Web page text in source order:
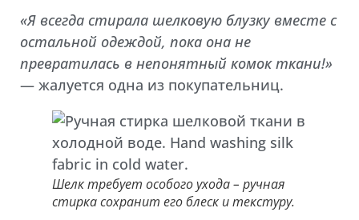
«Я всегда стирала шелковую блузку вместе с
остальной одеждой, пока она не
превратилась в непонятный комок ткани!»
— жалуется одна из покупательниц.
Шелк требует особого ухода – ручная
стирка сохранит его блеск и текстуру.